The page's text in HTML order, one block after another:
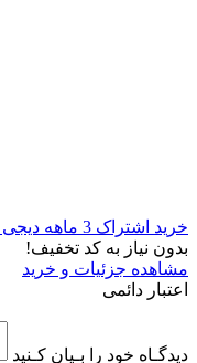
خرید اشتراک 3 ماهه دیجی پلاس با 42% تخفیف
بدون نیاز به کد تخفیف!
مشاهده جزئیات و خرید
اعتبار دائمی
دیدگـاه خود را بـیان کـنید